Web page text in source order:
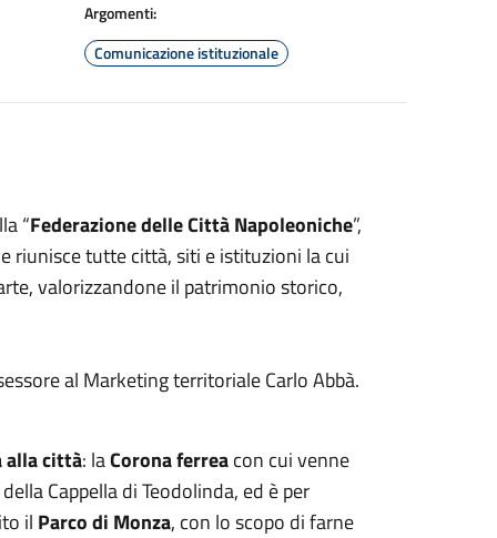
Argomenti:
Comunicazione istituzionale
“Federazione delle Città Napoleoniche”,
riunisce tutte città, siti e istituzioni la cui
valorizzandone il patrimonio storico,
al Marketing territoriale Carlo Abbà.
alla città: laCorona ferreacon cui venne
Cappella di Teodolinda, ed è per
il Parco di Monza, con lo scopo di farne